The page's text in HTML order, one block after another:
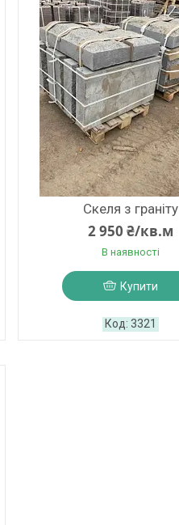
Скеля з граніту
2 950 ₴/кв.м
В наявності
Купити
3321